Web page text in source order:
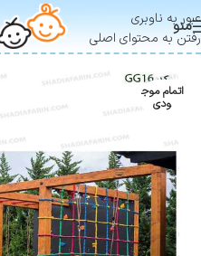
عبور به ناوبری
رفتن به محتوای اصلی
منو
اتمام موج
ودی